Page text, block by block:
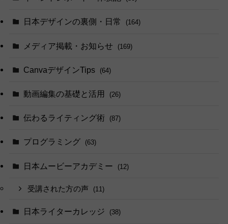
日本デザインの裏側・日常 (164)
メディア掲載・お知らせ (169)
CanvaデザインTips (64)
動画編集の基礎と活用 (26)
伝わるライティング術 (87)
プログラミング (63)
日本ムービーアカデミー (12)
受講された方の声 (11)
日本ライターカレッジ (38)